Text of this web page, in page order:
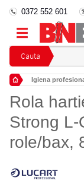
Cauta
0372 552 601
Igiena
Rola
Strong L-
role/bax,